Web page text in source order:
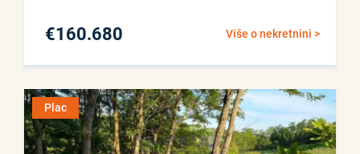
Više o nekretnini >
€160.680
Plac